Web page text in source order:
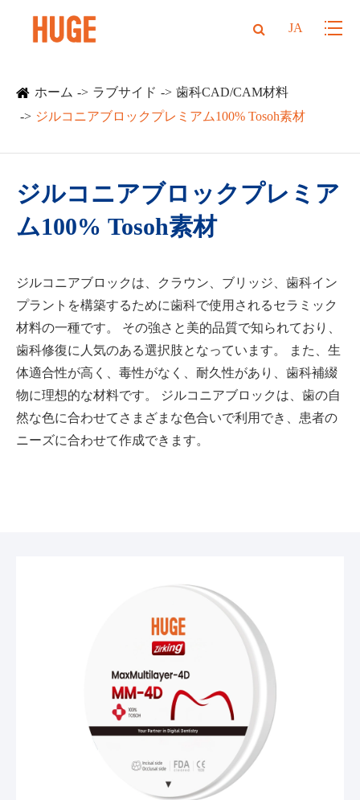
JA
ホーム ラブサイド
歯科CAD/CAM材料
ジルコニアブロックプレミアム100% Tosoh素材
ジルコニアブロックプレミア
ム100% Tosoh素材
ジルコニアブロックは、クラウン、ブリッジ、歯科イン
プラントを構築するために歯科で使用されるセラミック
材料の一種です。 その強さと美的品質で知られており、
歯科修復に人気のある選択肢となっています。 また、生
体適合性が高く、毒性がなく、耐久性があり、歯科補綴
物に理想的な材料です。 ジルコニアブロックは、歯の自
然な色に合わせてさまざまな色合いで利用でき、患者の
ニーズに合わせて作成できます。